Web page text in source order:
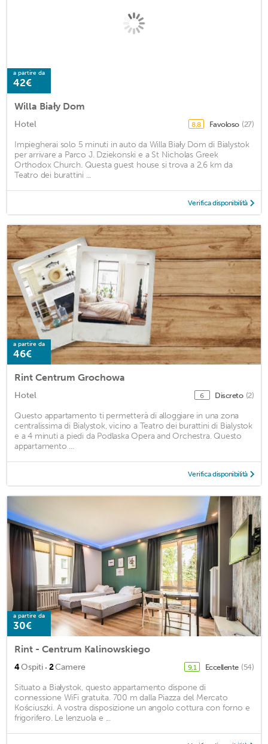
a partire da
42€
Willa Biały Dom
Hotel 8,8 Favoloso (27)
Impiegherai solo 5 minuti in auto da Willa Biały Dom di Bialystok
per arrivare a Parco J. Dziekonski e a St Nicholas Greek
Orthodox Church. Questa guest house si trova a 2,6 km da
Teatro dei burattini ...
Verifica disponibilità
a partire da
46€
Rint Centrum Grochowa
Hotel 6 Discreto (2)
Questo appartamento ti permetterà di alloggiare in una zona
centralissima di Bialystok, vicino a Teatro dei burattini di Bialystok
e a 4 minuti a piedi da Podlaska Opera and Orchestra. Questo
appartamento ...
Verifica disponibilità
a partire da
30€
Rint - Centrum Kalinowskiego
4Ospiti · 2Camere 9,1 Eccellente (54)
Situato a Białystok, questo appartamento dispone di
connessione WiFi gratuita. 700 m dalla Piazza del Mercato
Kościuszki. A vostra disposizione un angolo cottura con forno e
frigorifero. Le lenzuola e ...